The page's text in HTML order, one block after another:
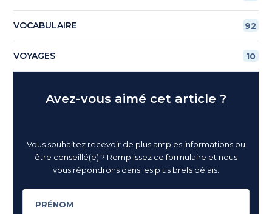
VOCABULAIRE 92
VOYAGES 10
Avez-vous aimé cet article ?
Vous souhaitez recevoir de plus amples informations ou
être conseillé(e) ? Remplissez ce formulaire et nous
vous répondrons dans les plus brefs délais.